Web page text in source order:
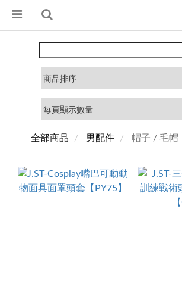
全部商品 男配件 帽子 / 毛帽